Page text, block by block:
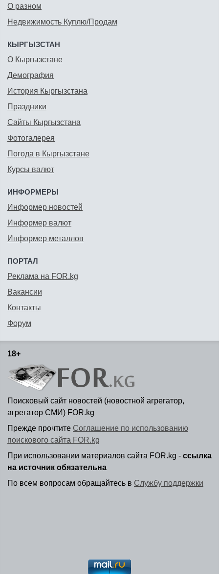
О разном
Недвижимость Куплю/Продам
КЫРГЫЗСТАН
О Кыргызстане
Демография
История Кыргызстана
Праздники
Сайты Кыргызстана
Фотогалерея
Погода в Кыргызстане
Курсы валют
ИНФОРМЕРЫ
Информер новостей
Информер валют
Информер металлов
ПОРТАЛ
Реклама на FOR.kg
Вакансии
Контакты
Форум
18+
Поисковый сайт новостей (новостной агрегатор,
агрегатор СМИ) FOR.kg
Прежде прочтите Соглашение по использованию
поискового сайта FOR.kg
При использовании материалов сайта FOR.kg - ссылка
на источник обязательна
По всем вопросам обращайтесь в Службу поддержки